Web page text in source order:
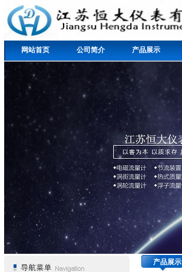
网站首页 公司简介 产品展示
产品展示